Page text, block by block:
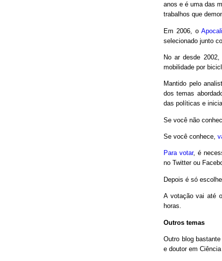
anos e é uma das
trabalhos que
Em 2006, o
selecionado junto
No ar desde
mobilidade por
Mantido pelo
dos temas
das políticas e
Se você não
Se você conhece,
Para votar, é
no Twitter ou
Depois é só
A votação vai até
horas.
Outros temas
Outro blog
e doutor em